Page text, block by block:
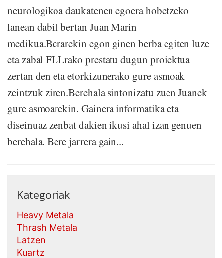
neurologikoa daukatenen egoera hobetzeko
lanean dabil bertan Juan Marin
medikua.Berarekin egon ginen berba egiten luze
eta zabal FLLrako prestatu dugun proiektua
zertan den eta etorkizunerako gure asmoak
zeintzuk ziren.Berehala sintonizatu zuen Juanek
gure asmoarekin. Gainera informatika eta
diseinuaz zenbat dakien ikusi ahal izan genuen
berehala. Bere jarrera gain...
Kategoriak
Heavy Metala
Thrash Metala
Latzen
Kuartz